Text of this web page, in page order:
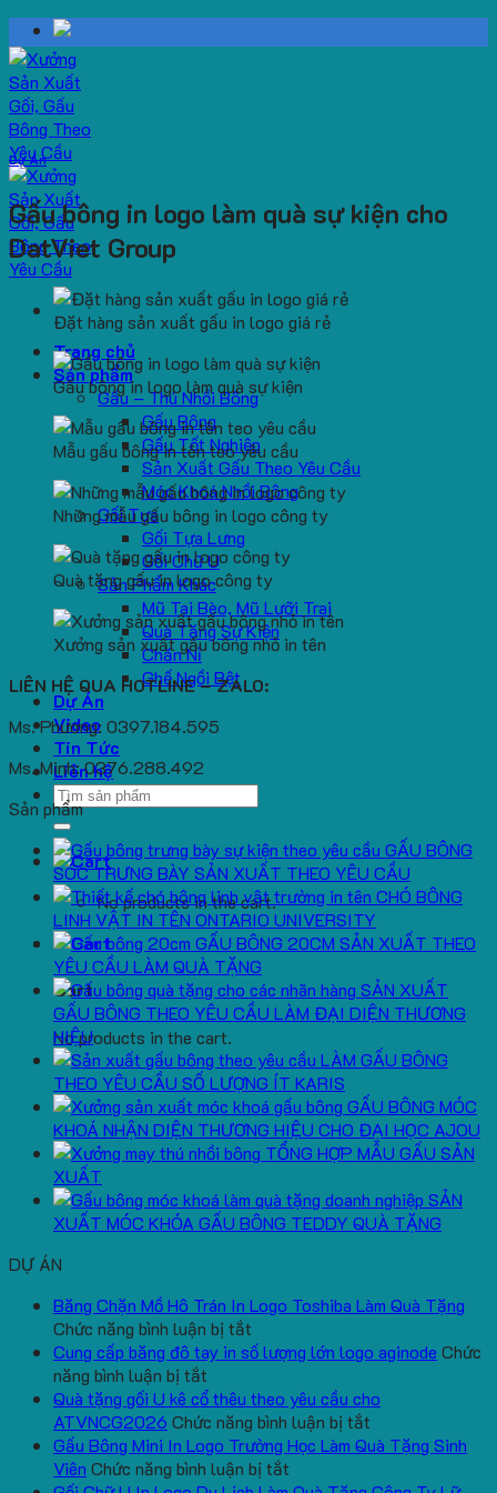
Skip
to
content
Trang chủ
Sản phẩm
Gấu – Thú Nhồi Bông
Gấu Bông
Gấu Tốt Nghiệp
Sản Xuất Gấu Theo Yêu Cầu
Móc Khoá Nhồi Bông
Gối Tựa
Gối Tựa Lưng
Gối Chữ U
Sản Phẩm Khác
Mũ Tai Bèo, Mũ Lưỡi Trai
Quà Tặng Sự Kiện
Chăn Nỉ
Ghế Ngồi Bệt
Dự Án
Video
Tin Tức
Liên hệ
Search
for:
No products in the cart.
Cart
No products in the cart.
Dự Án
Gấu bông in logo làm quà sự kiện cho
DatViet Group
Đặt hàng sản xuất gấu in logo giá rẻ
Gấu bông in logo làm quà sự kiện
Mẫu gấu bông in tên teo yêu cầu
Những mẫu gấu bông in logo công ty
Quà tặng gấu in logo công ty
Xưởng sản xuất gấu bông nhỏ in tên
LIÊN HỆ QUA HOTLINE – ZALO:
Ms. Phương: 0397.184.595
Ms. Minh: 0376.288.492
Sản phẩm
GẤU BÔNG
SÓC TRƯNG BÀY SẢN XUẤT THEO YÊU CẦU
CHÓ BÔNG
LINH VẬT IN TÊN ONTARIO UNIVERSITY
GẤU BÔNG 20CM SẢN XUẤT THEO
YÊU CẦU LÀM QUÀ TẶNG
SẢN XUẤT
GẤU BÔNG THEO YÊU CẦU LÀM ĐẠI DIỆN THƯƠNG
HIỆU
LÀM GẤU BÔNG
THEO YÊU CẦU SỐ LƯỢNG ÍT KARIS
GẤU BÔNG MÓC
KHOÁ NHẬN DIỆN THƯƠNG HIỆU CHO ĐẠI HỌC AJOU
TỔNG HỢP MẪU GẤU SẢN
XUẤT
SẢN
XUẤT MÓC KHÓA GẤU BÔNG TEDDY QUÀ TẶNG
DỰ ÁN
Băng Chặn Mồ Hô Trán In Logo Toshiba Làm Quà Tặng
Chức năng bình luận bị tắt
Băng
Mồ
Hô
Trán
In
Cung cấp băng đô tay in số lượng lớn logo aginode Chức
năng bình luận bị tắt
Cung
cấp
băng
đô
Quà tặng gối U kê cổ thêu theo yêu cầu cho
ATVNCG2026 Chức năng bình luận bị tắt
Quà
Gấu Bông Mini In Logo Trường Học Làm Quà Tặng Sinh
Viên Chức năng bình luận bị tắt